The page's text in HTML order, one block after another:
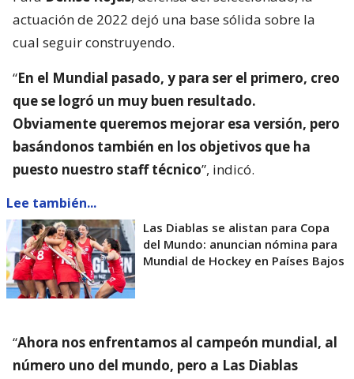
actuación de 2022 dejó una base sólida sobre la
cual seguir construyendo.
“En el Mundial pasado, y para ser el primero, creo
que se logró un muy buen resultado.
Obviamente queremos mejorar esa versión, pero
basándonos también en los objetivos que ha
puesto nuestro staff técnico”, indicó.
Lee también...
Las Diablas se alistan para Copa
del Mundo: anuncian nómina para
Mundial de Hockey en Países Bajos
“Ahora nos enfrentamos al campeón mundial, al
número uno del mundo, pero a Las Diablas